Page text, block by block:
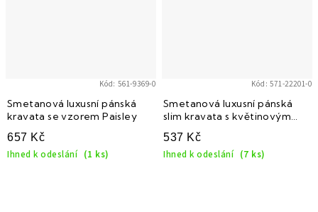
Smetanová luxusní pánská
kravata se vzorem Paisley
657 Kč
Ihned k odeslání (1 ks)
Kód: 561-9369-0
Smetanová luxusní pánská
slim kravata s květinovým
vzorem stejné barvy
537 Kč
Ihned k odeslání (7 ks)
Kód:571-22201-0